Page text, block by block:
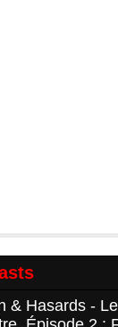
& Hasards -